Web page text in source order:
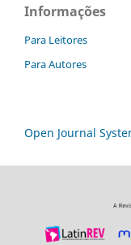
Informações
Para Leitores
Para Autores
Open Journal